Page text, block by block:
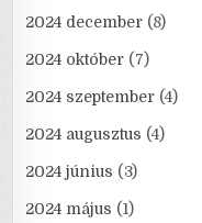
2024 december (8)
2024 október (7)
2024 szeptember (4)
2024 augusztus (4)
2024 június (3)
2024 május (1)